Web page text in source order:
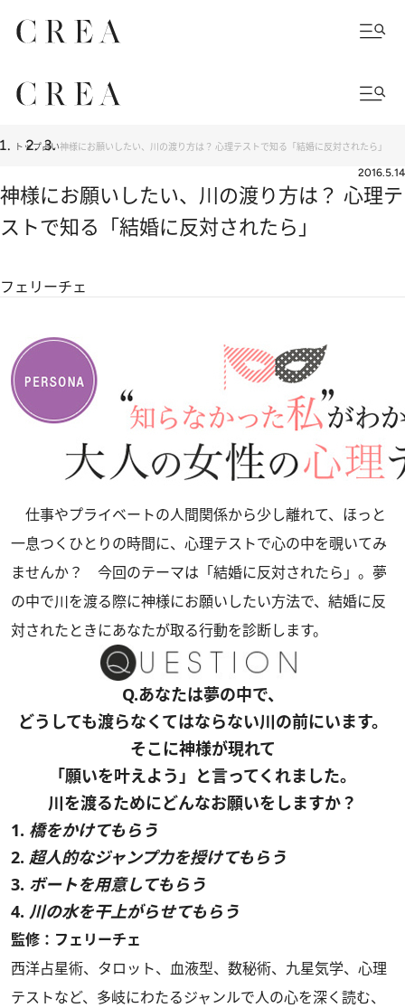
トップ占い神様にお願いしたい、川の渡り方は？ 心理テストで知る「結婚に反対されたら」
2016.5.14
神様にお願いしたい、川の渡り方は？ 心理テ
ストで知る「結婚に反対されたら」
フェリーチェ
仕事やプライベートの人間関係から少し離れて、ほっと
一息つくひとりの時間に、心理テストで心の中を覗いてみ
ませんか？ 今回のテーマは「結婚に反対されたら」。夢
の中で川を渡る際に神様にお願いしたい方法で、結婚に反
対されたときにあなたが取る行動を診断します。
Q.あなたは夢の中で、
どうしても渡らなくてはならない川の前にいます。
そこに神様が現れて
「願いを叶えよう」と言ってくれました。
川を渡るためにどんなお願いをしますか？
1. 橋をかけてもらう
2. 超人的なジャンプ力を授けてもらう
3. ボートを用意してもらう
4. 川の水を干上がらせてもらう
監修：フェリーチェ
西洋占星術、タロット、血液型、数秘術、九星気学、心理
テストなど、多岐にわたるジャンルで人の心を深く読む、